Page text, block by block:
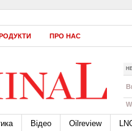
ПРО НАС
Відео Oilreview